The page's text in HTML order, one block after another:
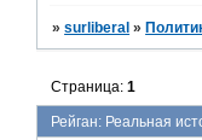
»surliberal »
Рейган: Реальная
Страница:1